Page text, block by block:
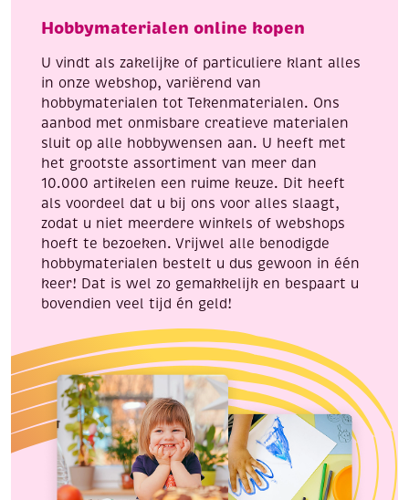
Hobbymaterialen online kopen
U vindt als zakelijke of particuliere klant alles
in onze webshop, variërend van
hobbymaterialen tot Tekenmaterialen. Ons
aanbod met onmisbare creatieve materialen
sluit op alle hobbywensen aan. U heeft met
het grootste assortiment van meer dan
10.000 artikelen een ruime keuze. Dit heeft
als voordeel dat u bij ons voor alles slaagt,
zodat u niet meerdere winkels of webshops
hoeft te bezoeken. Vrijwel alle benodigde
hobbymaterialen bestelt u dus gewoon in één
keer! Dat is wel zo gemakkelijk en bespaart u
bovendien veel tijd én geld!